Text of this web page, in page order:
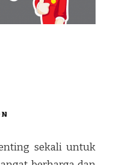
sekali untuk